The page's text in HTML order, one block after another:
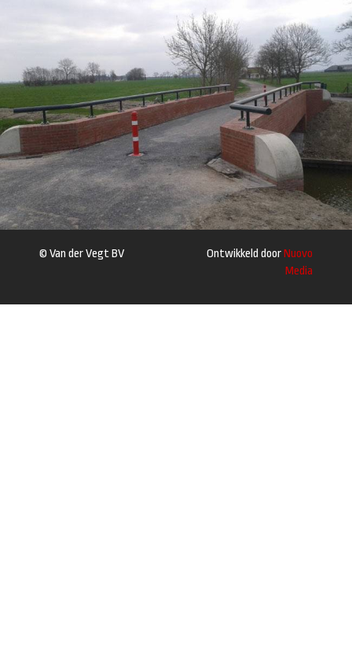
© Van der Vegt BV Ontwikkeld doorNuovo
Media